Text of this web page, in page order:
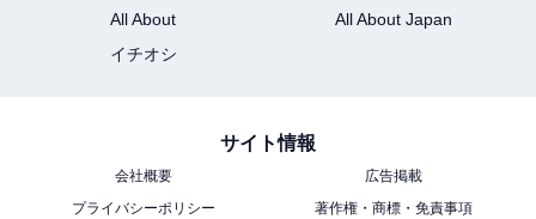
All About
All About Japan
イチオシ
サイト情報
会社概要
広告掲載
プライバシーポリシー
著作権・商標・免責事項